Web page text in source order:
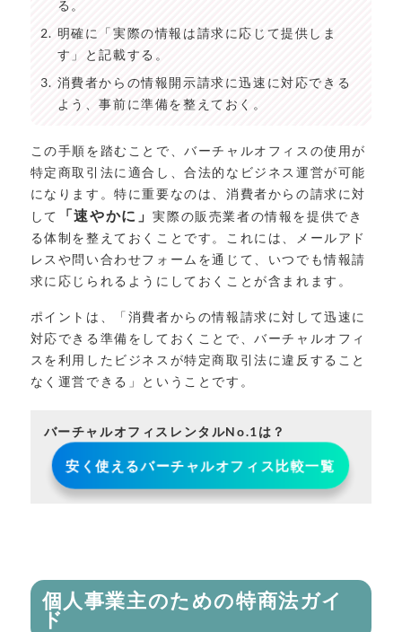
る。
明確に「実際の情報は請求に応じて提供しま
す」と記載する。
消費者からの情報開示請求に迅速に対応できる
よう、事前に準備を整えておく。
この手順を踏むことで、バーチャルオフィスの使用が
特定商取引法に適合し、合法的なビジネス運営が可能
になります。特に重要なのは、消費者からの請求に対
して
「速やかに」実際の販売業者の情報を提供でき
る体制を整えておくことです。これには、メールアド
レスや問い合わせフォームを通じて、いつでも情報請
求に応じられるようにしておくことが含まれます。
ポイントは、「消費者からの情報請求に対して迅速に
対応できる準備をしておくことで、バーチャルオフィ
スを利用したビジネスが特定商取引法に違反すること
なく運営できる」ということです。
バーチャルオフィスレンタルNo.1は？
安く使えるバーチャルオフィス比較一覧
個人事業主のための特商法ガイ
ド